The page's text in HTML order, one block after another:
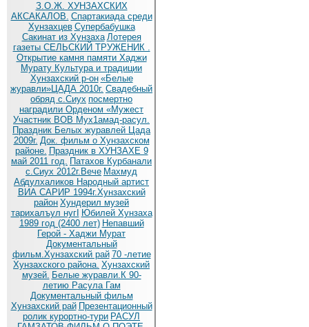
З.О.Ж. ХУНЗАХСКИХ
АКСАКАЛОВ. Спартакиада среди
Хунзахцев Супербабушка
Сакинат из Хунзаха Лотерея
газеты СЕЛЬСКИЙ ТРУЖЕНИК .
Открытие камня памяти Хаджи
Мурату Культура и традиции
Хунзахский р-он «Белые
журавли»ЦАДА 2010г. Cвадебный
обряд c.Сиух посмертно
наградили Орденом «Мужест
Участник ВОВ Мух1амад-расул.
Праздник Белых журавлей Цада
2009г. Док. фильм о Хунзахском
районе. Праздник в ХУНЗАХЕ 9
май 2011 год. Патахов Курбанали
с.Сиух 2012г.Вече Махмуд
Абдулхаликов Народный артист
ВИА САРИР 1994г.Хунзахский
район Хундерил музей
тарихалъул нугI Юбилей Хунзаха
1989 год (2400 лет) Непавший
Герой - Хаджи Мурат
Документальный
фильм.Хунзахский рай 70 -летие
Хунзахского района. Хунзахский
музей. Белые журавли.К 90-
летию Расула Гам
Документальный фильм
Хунзахский рай Презентационный
ролик курортно-тури РАСУЛ